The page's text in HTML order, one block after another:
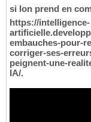
si lon prend en
https://intelligence-
embauches-pour-
corriger-ses-
peignent-une-
IA/.